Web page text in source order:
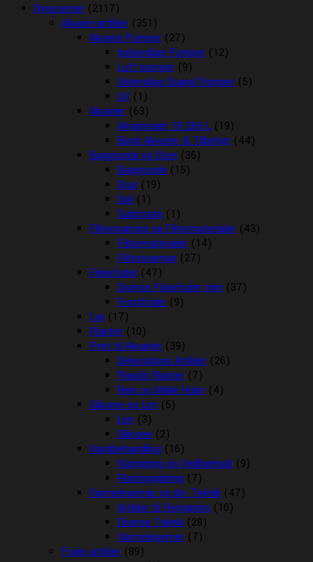
Dyrecenter (2117)
Akvarie artikler (351)
Akvarie Pumper (27)
Indvendige Pumper (12)
Luft pumper (9)
Udvendige Spand Pumper (5)
UV (1)
Akvarier (63)
Akvariesæt 10-260 L (19)
Biorb Akvarier & Tilbehør (44)
Baggrunde og Sten (36)
Baggrunde (15)
Grus (19)
Soil (1)
Substrate (1)
Filtersvampe og Filtermaterialer (43)
Filtermaterialer (14)
Filtersvampe (27)
Fiskefoder (47)
Diverse Fiskefoder mm (37)
Frostfoder (9)
Lys (17)
Planter (10)
Pynt til Akvariet (39)
Dekorations Artikler (26)
Plastik Planter (7)
Reje og Malle Huler (4)
Silicone og Lim (5)
Lim (3)
Silicone (2)
Vandbehandling (16)
Klargøring og Vedligehold (9)
Plantegødning (7)
Varmelegemer og div. Teknik (47)
Artikler til Rengøring (10)
Diverse Teknik (28)
Varmelegemer (7)
Fugle artikler (89)